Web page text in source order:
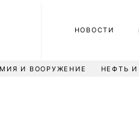
НОВОСТИ
И ВООРУЖЕНИЕ НЕФТЬ И